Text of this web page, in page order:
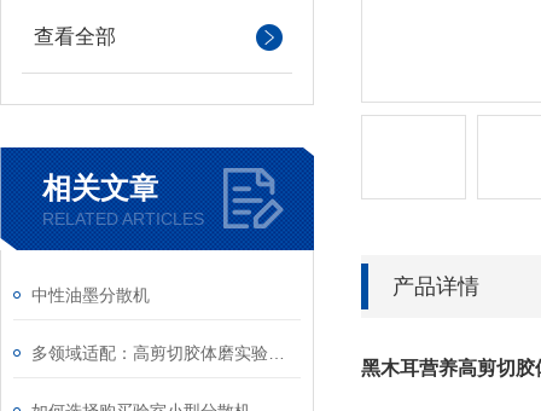
查看全部
相关文章
RELATED ARTICLES
中性油墨分散机 产品详情
黑木耳营养高剪切胶